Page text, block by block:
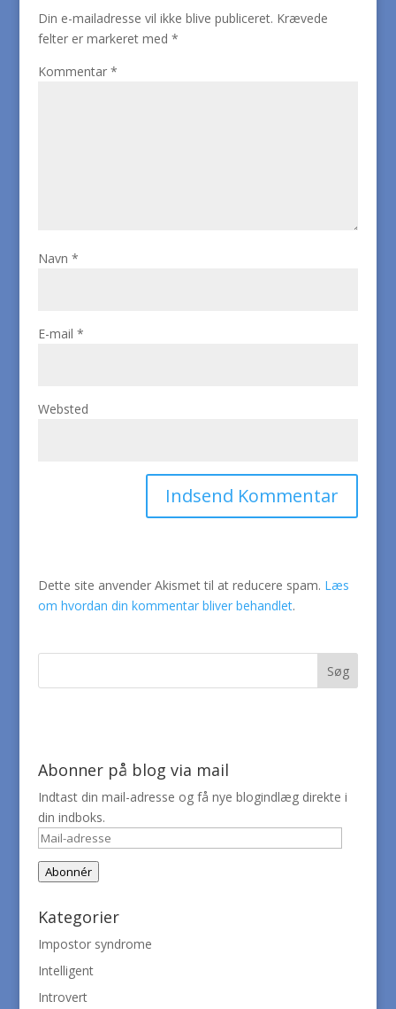
Din e-mailadresse vil ikke blive publiceret. Krævede
felter er markeret med *
Kommentar *
Navn *
E-mail *
Websted
Dette site anvender Akismet til at reducere spam. Læs
om hvordan din kommentar bliver behandlet.
Abonner på blog via mail
Indtast din mail-adresse og få nye blogindlæg direkte i
din indboks.
Mail-
Abonnér
Kategorier
Impostor syndrome
Intelligent
Introvert